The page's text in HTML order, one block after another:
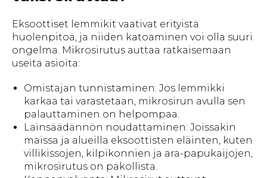
Eksoottiset lemmikit vaativat erityistä
huolenpitoa, ja niiden katoaminen voi olla suuri
ongelma. Mikrosirutus auttaa ratkaisemaan
useita asioita:
Omistajan tunnistaminen: Jos lemmikki
karkaa tai varastetaan, mikrosirun avulla sen
palauttaminen on helpompaa.
Lainsäädännön noudattaminen: Joissakin
maissa ja alueilla eksoottisten eläinten, kuten
villikissojen, kilpikonnien ja ara-papukaijojen,
mikrosirutus on pakollista.